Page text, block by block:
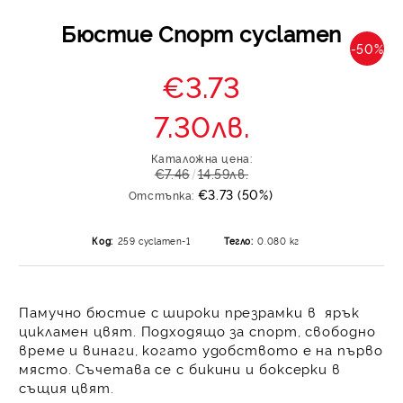
Бюстие Спорт cyclamen
-50%
€3.73
7.30лв.
Каталожна цена:
€7.46 14.59лв.
Отстъпка: €3.73 (50%)
Код: 259 cyclamen-1 Тегло: 0.080 кг
Памучно бюстие с широки презрамки в ярък
цикламен цвят. Подходящо за спорт, свободно
време и винаги, когато удобството е на първо
място. Съчетава се с бикини и боксерки в
същия цвят.